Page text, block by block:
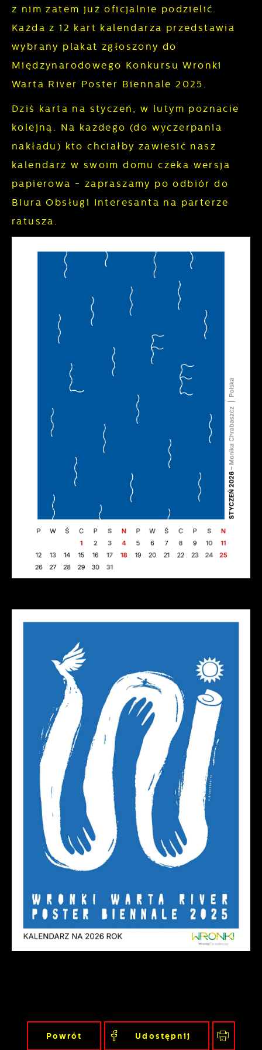
z nim zatem już oficjalnie podzielić.
Każda z 12 kart kalendarza przedstawia
wybrany plakat zgłoszony do
Międzynarodowego Konkursu Wronki
Warta River Poster Biennale 2025.
Dziś karta na styczeń, w lutym poznacie
kolejną. Na każdego (do wyczerpania
nakładu) kto chciałby zawiesić nasz
kalendarz w swoim domu czeka wersja
papierowa - zapraszamy po odbiór do
Biura Obsługi Interesanta na parterze
ratusza.
Powrót Udostępnij
Cookies analityczne pozwalają na uzyskanie
informacji w zakresie wykorzystywania witryny
internetowej, miejsca oraz częstotliwości, z
jaką odwiedzane są nasze serwisy www. Dane
wśród użytkowników. Zgromadzone
informacje są przetwarzane w formie
zanonimizowanej. Wyrażenie zgody na
Reklamowe
Dzięki reklamowym plikom cookies
aktualności na stronach naszych partnerów.
Promocyjne pliki cookies służą do
prezentowania Ci naszych komunikatów na
podstawie analizy Twoich upodobań oraz
Twoich zwyczajów dotyczących przeglądanej
witryny internetowej. Treści promocyjne mogą
charakterze pośredników prezentujących
nasze treści w postaci wiadomości, ofert,
komunikatów mediów społecznościowych.